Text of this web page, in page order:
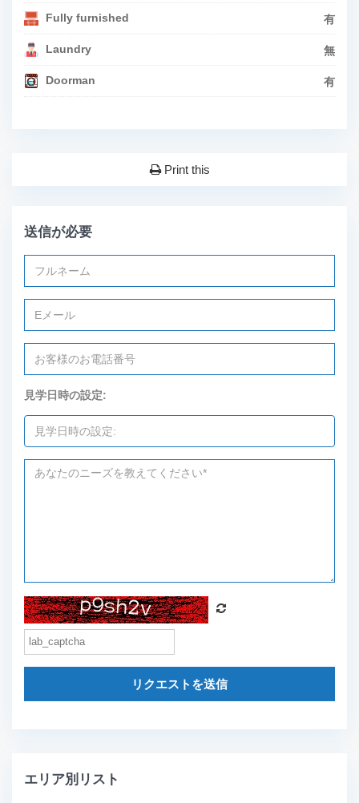
Fully furnished 有
Laundry 無
Doorman 有
Print this
送信が必要
見学日時の設定:
リクエストを送信
エリア別リスト